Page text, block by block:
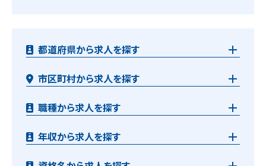
都道府県から求人を探す
市区町村から求人を探す
職種から求人を探す
年収から求人を探す